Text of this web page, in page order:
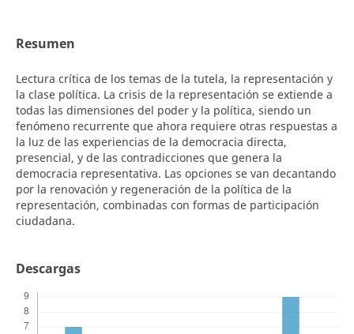
Resumen
Lectura crítica de los temas de la tutela, la representación y
la clase política. La crisis de la representación se extiende a
todas las dimensiones del poder y la política, siendo un
fenómeno recurrente que ahora requiere otras respuestas a
la luz de las experiencias de la democracia directa,
presencial, y de las contradicciones que genera la
democracia representativa. Las opciones se van decantando
por la renovación y regeneración de la política de la
representación, combinadas con formas de participación
ciudadana.
Descargas